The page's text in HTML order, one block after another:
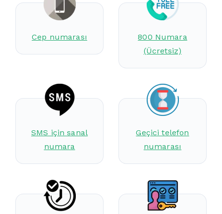
Cep numarası
800 Numara
(Ücretsiz)
SMS için sanal
numara
Geçici telefon
numarası